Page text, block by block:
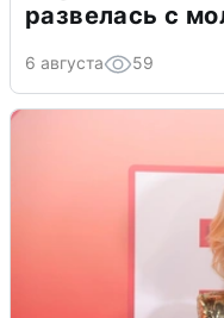
развелась с
6 августа 59